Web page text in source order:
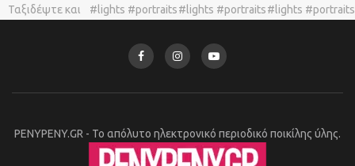
PENYPENY.GR - Το απόλυτο ηλεκτρονικό περιοδικό ποικίλης ύλης.